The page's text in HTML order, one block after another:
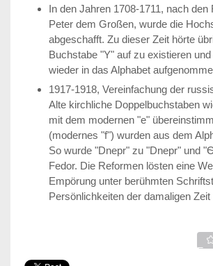
In den Jahren 1708-1711, nach den
Peter dem Großen, wurde die
abgeschafft. Zu dieser Zeit hörte
Buchstabe "Y" auf zu existieren
wieder in das Alphabet
1917-1918, Vereinfachung der
Alte kirchliche Doppelbuchstaben
mit dem modernen "e"
(modernes "f") wurden aus dem
So wurde "Dnepr" zu "Dnepr" und
Fedor. Die Reformen lösten eine
Empörung unter berühmten
Persönlichkeiten der damaligen Zeit